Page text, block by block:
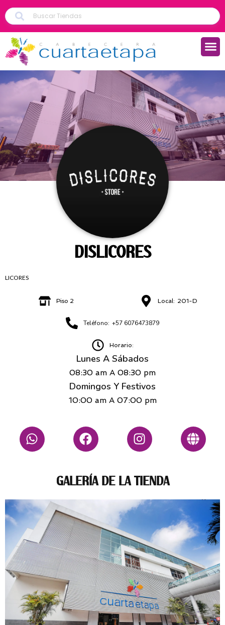
DISLICORES
LICORES
Piso 2 Local: 201-D
Teléfono: +57 6076473879
Horario:
Lunes A Sábados
08:30 am A 08:30 pm
Domingos Y Festivos
10:00 am A 07:00 pm
GALERÍA DE LA TIENDA